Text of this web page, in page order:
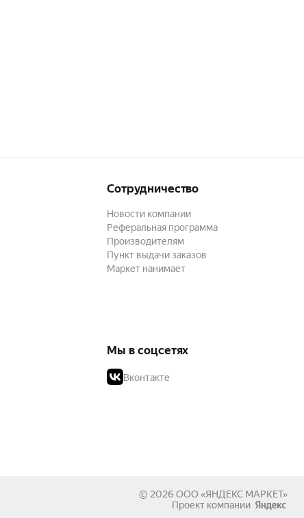
Сотрудничество
Новости компании
Реферальная программа
Производителям
Пункт выдачи заказов
Маркет нанимает
Мы в соцсетях
Вконтакте
© 2026 ООО «ЯНДЕКС МАРКЕТ»
Проект компании